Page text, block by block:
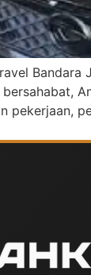
Bandara
pekerjaan,